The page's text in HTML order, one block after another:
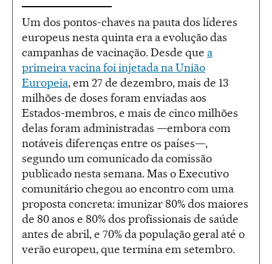
Um dos pontos-chaves na pauta dos líderes
europeus nesta quinta era a evolução das
campanhas de vacinação. Desde que a
primeira vacina foi injetada na União
Europeia, em 27 de dezembro, mais de 13
milhões de doses foram enviadas aos
Estados-membros, e mais de cinco milhões
delas foram administradas —embora com
notáveis diferenças entre os países—,
segundo um comunicado da comissão
publicado nesta semana. Mas o Executivo
comunitário chegou ao encontro com uma
proposta concreta: imunizar 80% dos maiores
de 80 anos e 80% dos profissionais de saúde
antes de abril, e 70% da população geral até o
verão europeu, que termina em setembro.